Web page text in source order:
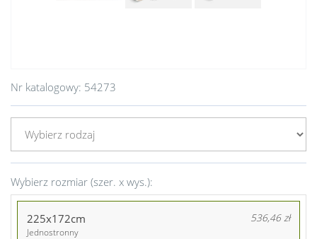
Nr katalogowy: 54273
Wybierz rozmiar (szer. x wys.):
225x172cm 536,46 zł
Jednostronny